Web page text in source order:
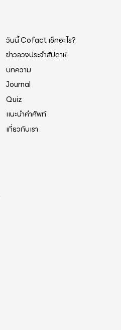
วันนี้ Cofact เช็คอะไร?
ข่าวลวงประจำสัปดาห์
บทความ
Journal
Quiz
แนะนำคำศัพท์
เกี่ยวกับเรา